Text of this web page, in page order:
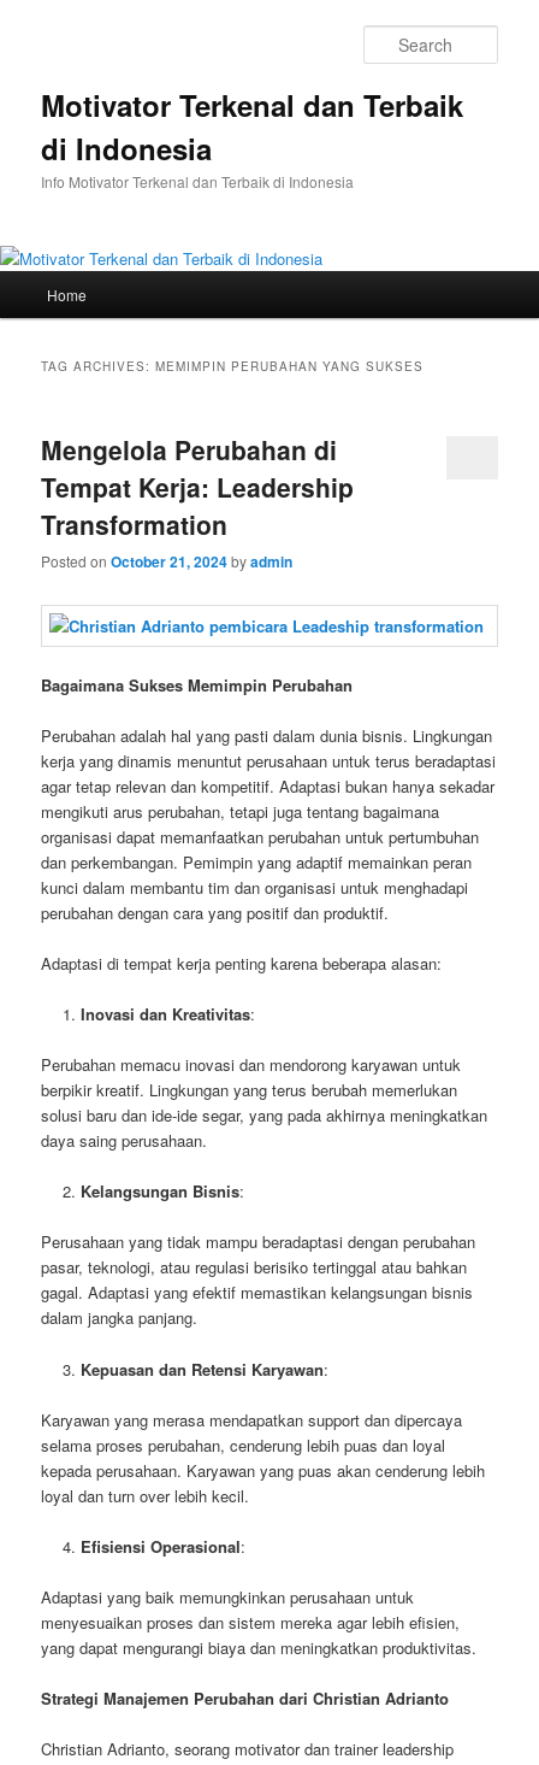
Motivator Terkenal dan Terbaik
di Indonesia
Info Motivator Terkenal dan Terbaik di Indonesia
Home
TAG ARCHIVES:MEMIMPIN PERUBAHAN YANG SUKSES
Mengelola Perubahan di
Tempat Kerja: Leadership
Transformation
Posted onOctober 21, 2024byadmin
Bagaimana Sukses Memimpin Perubahan
Perubahan adalah hal yang pasti dalam dunia bisnis. Lingkungan
kerja yang dinamis menuntut perusahaan untuk terus beradaptasi
agar tetap relevan dan kompetitif. Adaptasi bukan hanya sekadar
mengikuti arus perubahan, tetapi juga tentang bagaimana
organisasi dapat memanfaatkan perubahan untuk pertumbuhan
dan perkembangan. Pemimpin yang adaptif memainkan peran
kunci dalam membantu tim dan organisasi untuk menghadapi
perubahan dengan cara yang positif dan produktif.
Adaptasi di tempat kerja penting karena beberapa alasan:
Inovasi dan Kreativitas:
Perubahan memacu inovasi dan mendorong karyawan untuk
berpikir kreatif. Lingkungan yang terus berubah memerlukan
solusi baru dan ide-ide segar, yang pada akhirnya meningkatkan
daya saing perusahaan.
Kelangsungan Bisnis:
Perusahaan yang tidak mampu beradaptasi dengan perubahan
pasar, teknologi, atau regulasi berisiko tertinggal atau bahkan
gagal. Adaptasi yang efektif memastikan kelangsungan bisnis
dalam jangka panjang.
Kepuasan dan Retensi Karyawan:
Karyawan yang merasa mendapatkan support dan dipercaya
selama proses perubahan, cenderung lebih puas dan loyal
kepada perusahaan. Karyawan yang puas akan cenderung lebih
loyal dan turn over lebih kecil.
Efisiensi Operasional:
Adaptasi yang baik memungkinkan perusahaan untuk
menyesuaikan proses dan sistem mereka agar lebih efisien,
yang dapat mengurangi biaya dan meningkatkan produktivitas.
Strategi Manajemen Perubahan dari Christian Adrianto
Christian Adrianto, seorang motivator dan trainer leadership